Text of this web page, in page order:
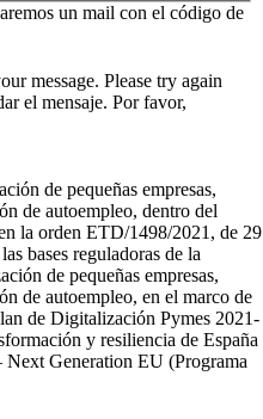
un mail con el código de
message. Please try again
el mensaje. Por favor,
de pequeñas empresas,
de autoempleo, dentro del
la orden ETD/1498/2021, de 29
bases reguladoras de la
de pequeñas empresas,
de autoempleo, en el marco de
de Digitalización Pymes 2021-
y resiliencia de España
Generation EU (Programa